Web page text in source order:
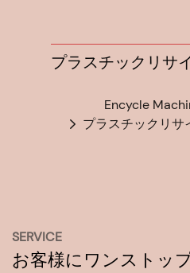
プラスチックリサ
Encycle
プラスチックリサ
SERVICE
お客様にワンストッ